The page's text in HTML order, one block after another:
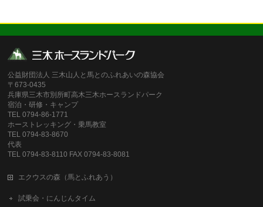
公益財団法人 三木山人と馬とのふれあいの森協会
〒673-0435
兵庫県三木市別所町高木三木ホースランドパーク
宿泊・研修・キャンプ
TEL 0794-86-1771
ホーストレッキング・乗馬教室
TEL 0794-83-8670
代表
TEL 0794-83-8110 FAX 0794-83-8081
エクウスの森（馬とふれあう）
試乗会・にんじんタイム